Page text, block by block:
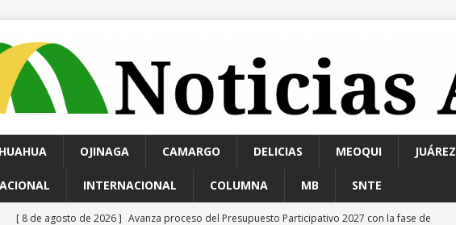
OJINAGA CAMARGO DELICIAS MEOQUI JUÁREZ
INTERNACIONAL COLUMNA MB SNTE
[ 8 de agosto de 2026 ] Avanza proceso del Presupuesto Participativo 2027 con la fase de